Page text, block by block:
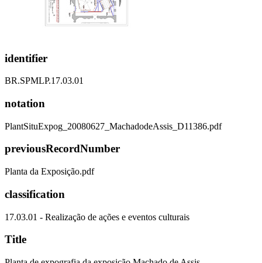
identifier
BR.SPMLP.17.03.01
notation
PlantSituExpog_20080627_MachadodeAssis_D11386.pdf
previousRecordNumber
Planta da Exposição.pdf
classification
17.03.01 - Realização de ações e eventos culturais
Title